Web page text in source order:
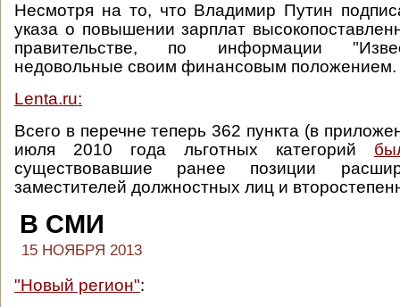
Несмотря на то, что Владимир Путин
указа о повышении зарплат
правительстве, по информации
недовольные своим финансовым положением.
Lenta.ru:
Всего в перечне теперь 362 пункта (в
июля 2010 года льготных категорий
существовавшие ранее позиции
заместителей должностных лиц и
В СМИ
15 НОЯБРЯ 2013
"Новый регион":